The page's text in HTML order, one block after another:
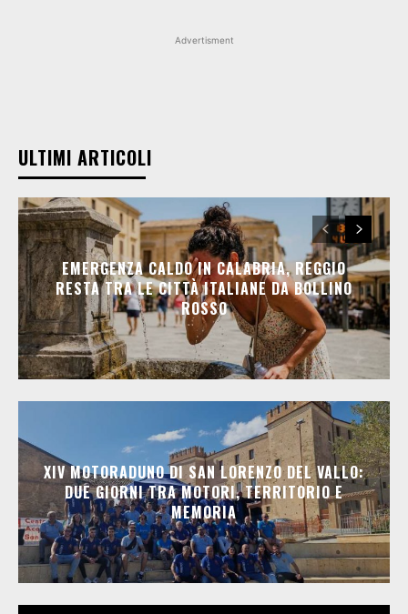
Advertisment
ULTIMI ARTICOLI
EMERGENZA CALDO IN CALABRIA, REGGIO
RESTA TRA LE CITTÀ ITALIANE DA BOLLINO
ROSSO
XIV MOTORADUNO DI SAN LORENZO DEL VALLO:
DUE GIORNI TRA MOTORI, TERRITORIO E
MEMORIA